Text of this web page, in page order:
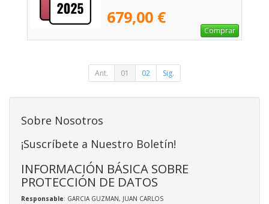
679,00 €
Comprar
Ant. 01 02 Sig.
Sobre Nosotros
¡Suscríbete a Nuestro Boletín!
INFORMACIÓN BÁSICA SOBRE
PROTECCIÓN DE DATOS
Responsable: GARCIA GUZMAN, JUAN CARLOS